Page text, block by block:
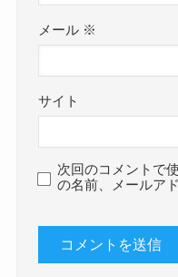
メール ※
サイト
次回のコメントで
の名前、メールア